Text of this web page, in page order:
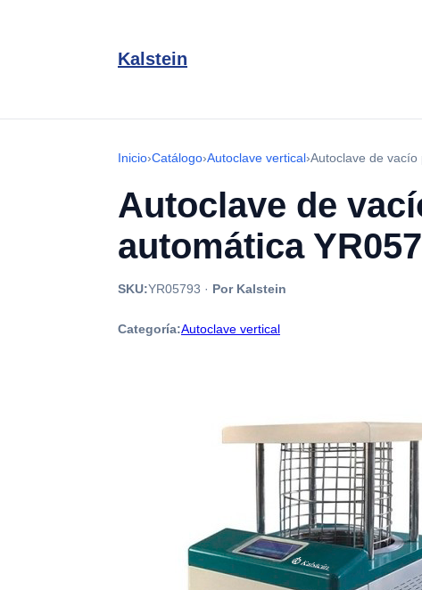
Kalstein
Inicio›Catálogo›Autoclave vertical›Autoclave de vacío
Autoclave de
automática
SKU:YR05793 · Por Kalstein
Categoría:Autoclave vertical